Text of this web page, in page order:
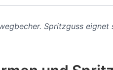
Spritzguss eignet